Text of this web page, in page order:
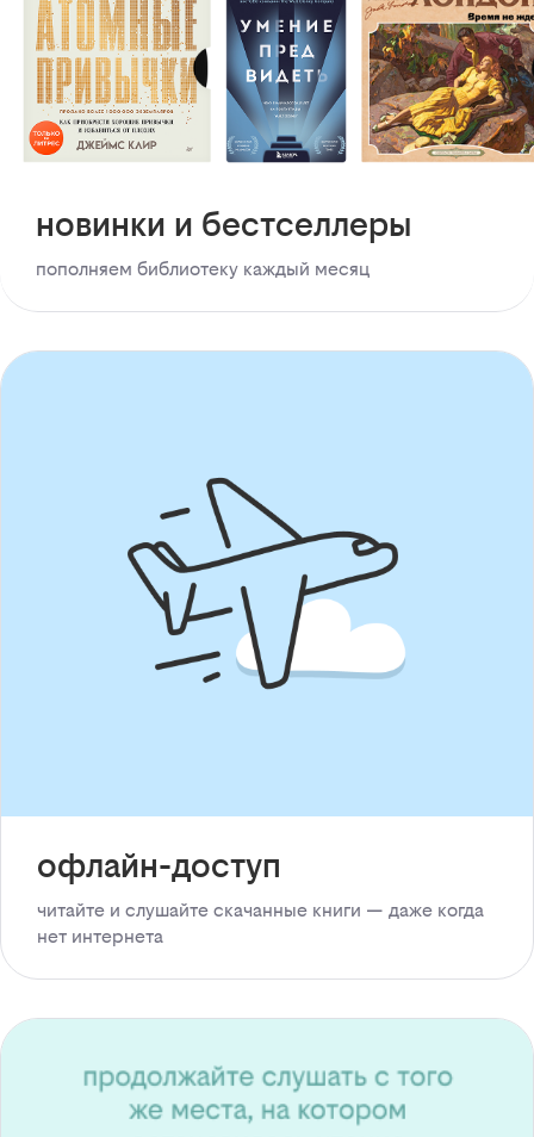
новинки и бестселлеры
пополняем библиотеку каждый месяц
офлайн-доступ
читайте и слушайте скачанные книги — даже когда
нет интернета